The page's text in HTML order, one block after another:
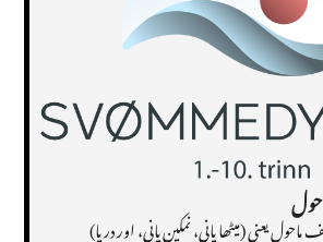
یعنی (میٹھا پانی، نمکین پانی، اور دریا)